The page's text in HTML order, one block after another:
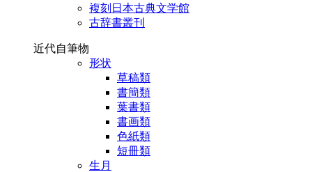
複刻日本古典文学館
古辞書叢刊
近代自筆物
形状
草稿類
書簡類
葉書類
書画類
色紙類
短冊類
生月